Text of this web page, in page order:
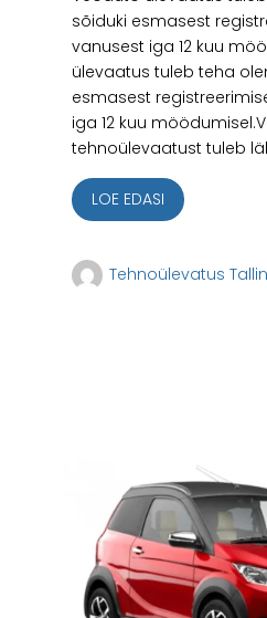
sõiduki esmasest
vanusest iga 12 kuu
ülevaatus tuleb teha
esmasest
iga 12 kuu
tehnoülevaatust tuleb
LOE EDASI
Tehnoülevatus